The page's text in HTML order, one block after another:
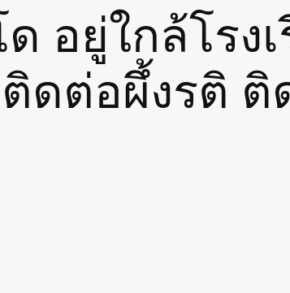
อยู่ใกล้โรง
ดต่อผึ้งรติ